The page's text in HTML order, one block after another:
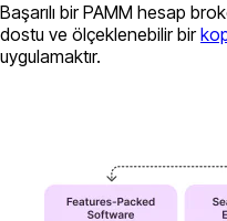
Başarılı bir PAMM hesap
dostu ve ölçeklenebilir bir
uygulamaktır.